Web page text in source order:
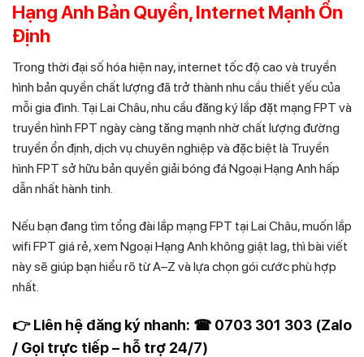
Hạng Anh Bản Quyền, Internet Mạnh Ổn
Định
Trong thời đại số hóa hiện nay, internet tốc độ cao và truyền
hình bản quyền chất lượng đã trở thành nhu cầu thiết yếu của
mỗi gia đình. Tại Lai Châu, nhu cầu đăng ký lắp đặt mạng FPT và
truyền hình FPT ngày càng tăng mạnh nhờ chất lượng đường
truyền ổn định, dịch vụ chuyên nghiệp và đặc biệt là Truyền
hình FPT sở hữu bản quyền giải bóng đá Ngoại Hạng Anh hấp
dẫn nhất hành tinh.
Nếu bạn đang tìm tổng đài lắp mạng FPT tại Lai Châu, muốn lắp
wifi FPT giá rẻ, xem Ngoại Hạng Anh không giật lag, thì bài viết
này sẽ giúp bạn hiểu rõ từ A–Z và lựa chọn gói cước phù hợp
nhất.
👉 Liên hệ đăng ký nhanh: ☎ 0703 301 303 (Zalo
/ Gọi trực tiếp – hỗ trợ 24/7)